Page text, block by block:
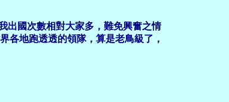
出國次數相對大家多，難免興奮之情
各地跑透透的領隊，算是老鳥級了，